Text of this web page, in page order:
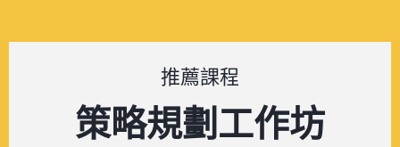
推薦課程
策略規劃工作坊